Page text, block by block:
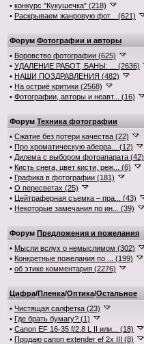
• конкурс "Кукушечка" (218)
• Раскрываем жанровую фот... (621)
Форум Фотографии и авторы
• Воровство фотографии (625)
• УДАЛЕНИЕ РАБОТ, БАНЫ: ... (2636)
• НАШИ ПОЗДРАВЛЕНИЯ (482)
• На остриё критики (2568)
• Фотографии, авторы и неавт... (16)
Форум Техника фотографии
• Сжатие без потери качества (22)
• Про хроматическую аберра... (12)
• Дилема с выбором фотоапарата (42)
• Кисть снега, цвет кисти, реж... (6)
• Графика в фотографии (181)
• О пересветах (25)
• Цейтраферная съемка – пра... (43)
• Некоторые замечания по ин... (39)
Форум Предложения и пожелания
• Мысли вслух о немыслимом (302)
• Конкретные пожелания по ... (199)
• об этике комментария (2276)
Цифра/Пленка/Оптика/Остальное
• Чистящая салфетка (23)
• Где брать бумагу? (1)
• Canon EF 16-35 f/2.8 L II или... (18)
• Продаю canon extender ef 2x III (8)